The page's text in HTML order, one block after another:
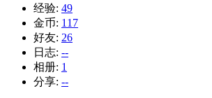
经验: 49
金币: 117
好友: 26
日志: --
相册: 1
分享: --